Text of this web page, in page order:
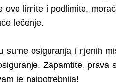
ove limite i podlimite,
lečenje.
sume osiguranja i njenih
Zapamtite, prava
je najpotrebnija!